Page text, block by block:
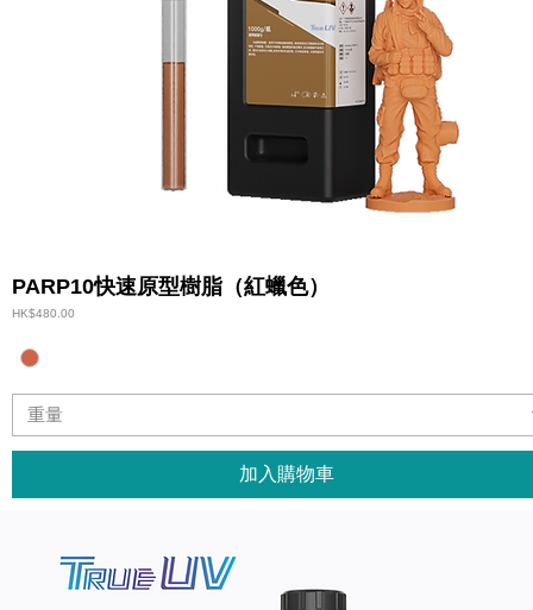
PARP10快速原型樹脂（紅蠟色）
價格
HK$480.00
重量
加入購物車